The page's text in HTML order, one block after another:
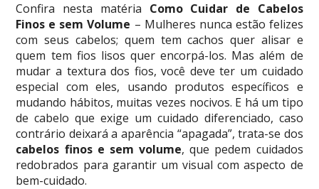
Confira nesta matéria Como Cuidar de Cabelos
Finos e sem Volume – Mulheres nunca estão felizes
com seus cabelos; quem tem cachos quer alisar e
quem tem fios lisos quer encorpá-los. Mas além de
mudar a textura dos fios, você deve ter um cuidado
especial com eles, usando produtos específicos e
mudando hábitos, muitas vezes nocivos. E há um tipo
de cabelo que exige um cuidado diferenciado, caso
contrário deixará a aparência “apagada”, trata-se dos
cabelos finos e sem volume, que pedem cuidados
redobrados para garantir um visual com aspecto de
bem-cuidado.